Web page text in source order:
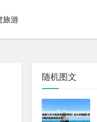
旅游
随机图文